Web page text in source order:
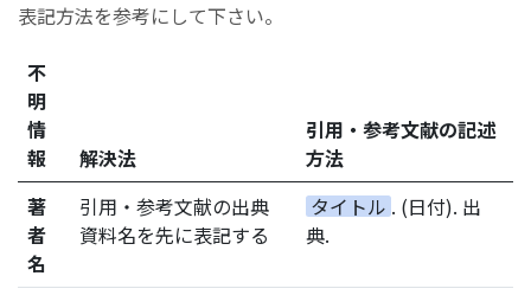
表記方法を参考にして下さい。
不
明
情
報
解決法
引用・参考文献の記述
方法
著
者
名
引用・参考文献の出典
資料名を先に表記する
タイトル . (日付). 出
典.